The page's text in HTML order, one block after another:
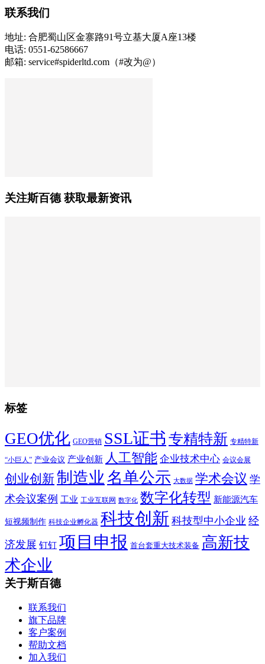
联系我们
地址: 合肥蜀山区金寨路91号立基大厦A座13楼
电话: 0551-62586667
邮箱: service#spiderltd.com（#改为@）
关注斯百德 获取最新资讯
标签
GEO优化 GEO营销 SSL证书 专精特新 专精特新
“小巨人” 产业会议 产业创新 人工智能 企业技术中心 会议会展
创业创新制造业 名单公示 大数据 学术会议 学
术会议案例 工业 工业互联网 数字化 数字化转型 新能源汽车
短视频制作 科技企业孵化器 科技创新 科技型中小企业 经
济发展 钉钉 项目申报 首台套重大技术装备 高新技
术企业
关于斯百德
联系我们
旗下品牌
客户案例
帮助文档
加入我们